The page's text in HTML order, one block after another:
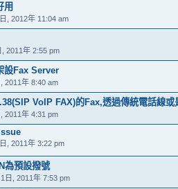
用
, 2012年 11:04 am
2011年 2:55 pm
設Fax Server
2011年 8:40 am
VoIP FAX)的Fax,透過傳統電話線
2011年 4:31 pm
, 2011年 3:22 pm
為預設撥號
日, 2011年 7:53 pm